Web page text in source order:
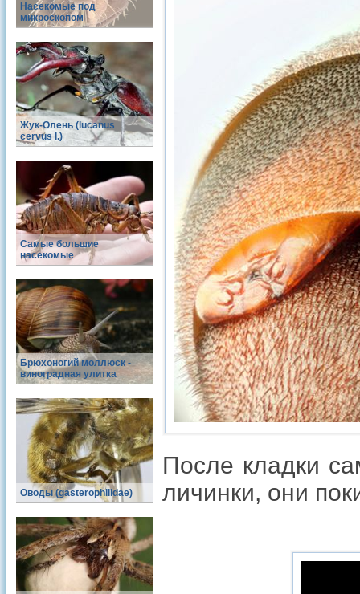
Насекомые под
микроскопом
Жук-Олень (lucanus
cervus l.)
Самые большие
насекомые
Брюхоногий моллюск -
виноградная улитка
Оводы (gasterophilidae)
После кладки
личинки, они